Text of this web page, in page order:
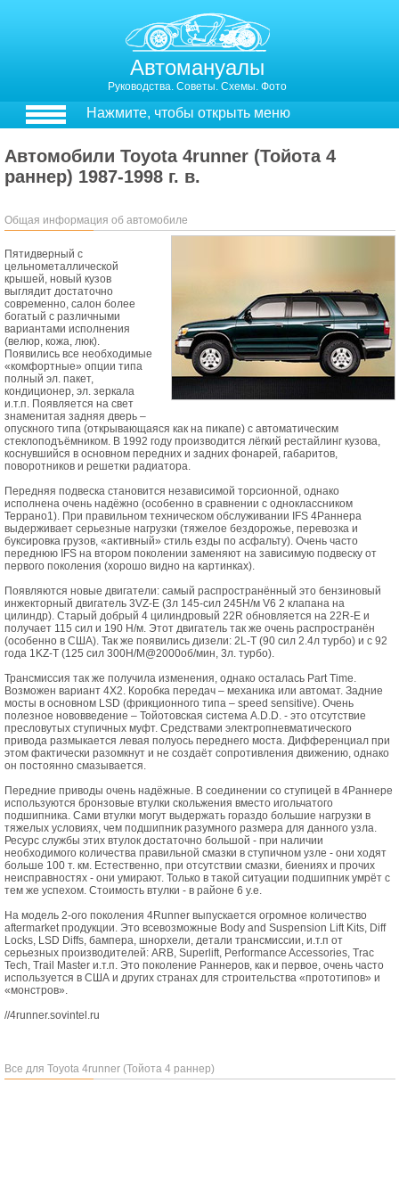
Автомануалы
Руководства. Советы. Схемы. Фото
Нажмите, чтобы открыть меню
Автомобили Toyota 4runner (Тойота 4
раннер) 1987-1998 г. в.
Общая информация об автомобиле
Пятидверный с
цельнометаллической
крышей, новый кузов
выглядит достаточно
современно, салон более
богатый с различными
вариантами исполнения
(велюр, кожа, люк).
Появились все необходимые
«комфортные» опции типа
полный эл. пакет,
кондиционер, эл. зеркала
и.т.п. Появляется на свет
знаменитая задняя дверь –
опускного типа (открывающаяся как на пикапе) с автоматическим
стеклоподъёмником. В 1992 году производится лёгкий рестайлинг кузова,
коснувшийся в основном передних и задних фонарей, габаритов,
поворотников и решетки радиатора.
Передняя подвеска становится независимой торсионной, однако
исполнена очень надёжно (особенно в сравнении с одноклассником
Террано1). При правильном техническом обслуживании IFS 4Раннера
выдерживает серьезные нагрузки (тяжелое бездорожье, перевозка и
буксировка грузов, «активный» стиль езды по асфальту). Очень часто
переднюю IFS на втором поколении заменяют на зависимую подвеску от
первого поколения (хорошо видно на картинках).
Появляются новые двигатели: самый распространённый это бензиновый
инжекторный двигатель 3VZ-E (3л 145-сил 245Н/м V6 2 клапана на
цилиндр). Cтарый добрый 4 цилиндровый 22R обновляется на 22R-E и
получает 115 сил и 190 Н/м. Этот двигатель так же очень распространён
(особенно в США). Так же появились дизели: 2L-T (90 сил 2.4л турбо) и с 92
года 1KZ-T (125 сил 300Н/М@2000об/мин, 3л. турбо).
Трансмиссия так же получила изменения, однако осталась Part Time.
Возможен вариант 4Х2. Коробка передач – механика или автомат. Задние
мосты в основном LSD (фрикционного типа – speed sensitive). Очень
полезное нововведение – Тойотовская система A.D.D. - это отсутствие
пресловутых ступичных муфт. Средствами электропневматического
привода размыкается левая полуось переднего моста. Дифференциал при
этом фактически разомкнут и не создаёт сопротивления движению, однако
он постоянно смазывается.
Передние приводы очень надёжные. В соединении со ступицей в 4Раннере
используются бронзовые втулки скольжения вместо игольчатого
подшипника. Сами втулки могут выдержать гораздо большие нагрузки в
тяжелых условиях, чем подшипник разумного размера для данного узла.
Ресурс службы этих втулок достаточно большой - при наличии
необходимого количества правильной смазки в ступичном узле - они ходят
больше 100 т. км. Естественно, при отсутствии смазки, биениях и прочих
неисправностях - они умирают. Только в такой ситуации подшипник умрёт с
тем же успехом. Стоимость втулки - в районе 6 у.е.
На модель 2-ого поколения 4Runner выпускается огромное количество
aftermarket продукции. Это всевозможные Body and Suspension Lift Kits, Diff
Locks, LSD Diffs, бампера, шнорхели, детали трансмиссии, и.т.п от
серьезных производителей: ARB, Superlift, Performance Accessories, Trac
Tech, Trail Master и.т.п. Это поколение Раннеров, как и первое, очень часто
используется в США и других странах для строительства «прототипов» и
«монстров».
//4runner.sovintel.ru
Все для Toyota 4runner (Тойота 4 раннер)